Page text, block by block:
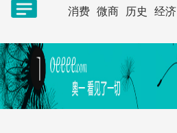
消费
微商 历史 经济